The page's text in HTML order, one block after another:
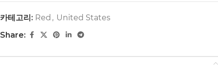
카테고리: Red , United States
Share: